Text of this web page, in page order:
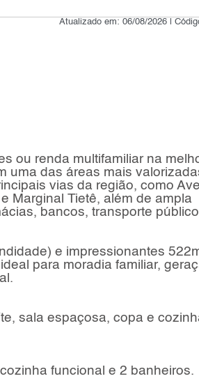
Atualizado em: 06/08/2026 |
ou renda multifamiliar na
uma das áreas mais
vias da região, como
Marginal Tietê, além de ampla
bancos, transporte
e impressionantes
para moradia familiar,
sala espaçosa, copa e
funcional e 2 banheiros.